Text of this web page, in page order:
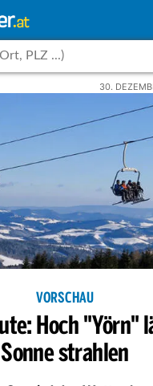
30.
VORSCHAU
Hoch "Yörn"
Sonne strahlen